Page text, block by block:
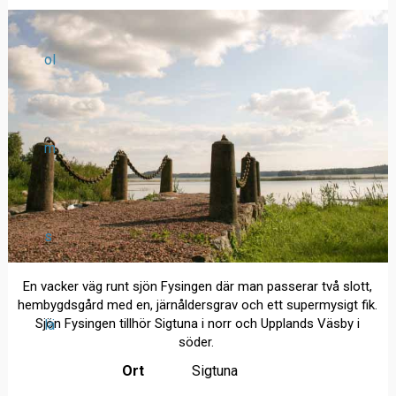
ol
m
s
lä
En vacker väg runt sjön Fysingen där man passerar två slott,
hembygdsgård med en, järnåldersgrav och ett supermysigt fik.
Sjön Fysingen tillhör Sigtuna i norr och Upplands Väsby i
söder.
Ort Sigtuna